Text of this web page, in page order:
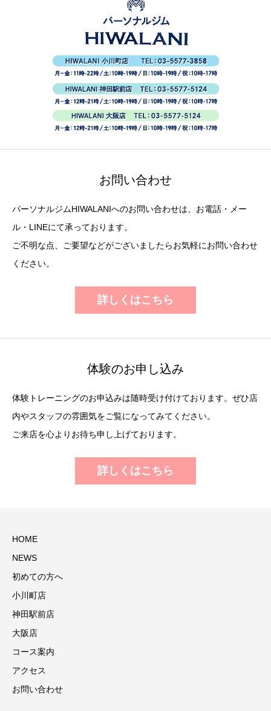
お問い合わせ
パーソナルジムHIWALANIへのお問い合わせは、お電話・メー
ル・LINEにて承っております。
ご不明な点、ご要望などがございましたらお気軽にお問い合わせ
ください。
詳しくはこちら
体験のお申し込み
体験トレーニングのお申込みは随時受け付けております。ぜひ店
内やスタッフの雰囲気をご覧になってみてください。
ご来店を心よりお待ち申し上げております。
詳しくはこちら
HOME
NEWS
初めての方へ
小川町店
神田駅前店
大阪店
コース案内
アクセス
お問い合わせ